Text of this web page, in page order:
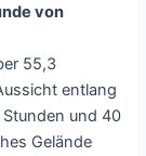
von
55,3
entlang
und 40
Gelände